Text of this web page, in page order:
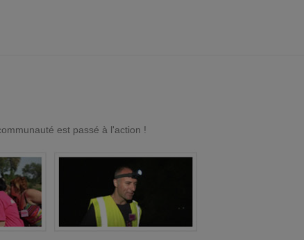
est passé à l'action !